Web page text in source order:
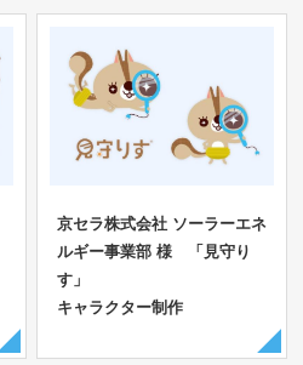
京セラ株式会社 ソーラーエネ
ルギー事業部 様 「見守り
す」
キャラクター制作